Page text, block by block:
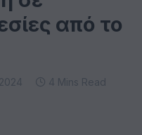
από το
4 Mins Read